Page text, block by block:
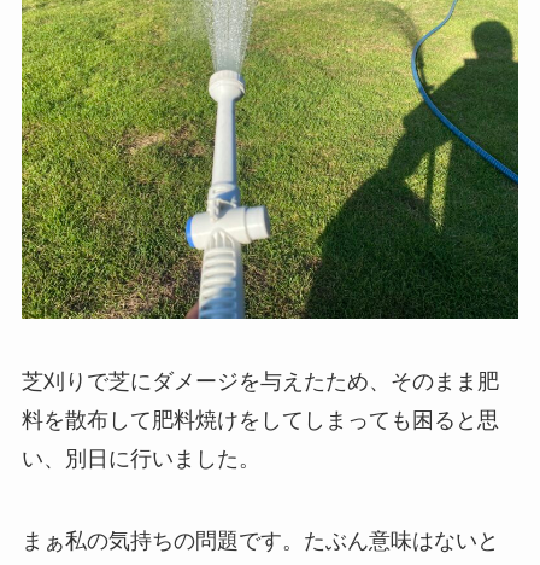
芝刈りで芝にダメージを与えたため、そのまま肥
料を散布して肥料焼けをしてしまっても困ると思
い、別日に行いました。
まぁ私の気持ちの問題です。たぶん意味はないと